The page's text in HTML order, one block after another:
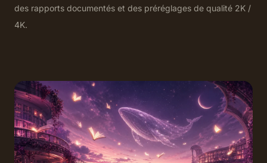
des rapports documentés et des préréglages de qualité 2K /
4K.